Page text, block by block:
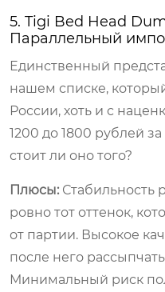
5. Tigi Bed Head
Параллельный
Единственный
нашем списке,
России, хоть и с
1200 до 1800 рублей
стоит ли оно того?
Плюсы: Стабильность
ровно тот оттенок,
от партии. Высокое
после него
Минимальный риск